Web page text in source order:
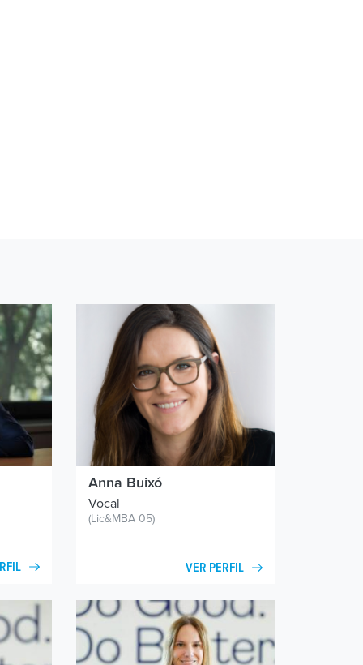
Anna Buixó
Vocal
(Lic&MBA 05)
VER PERFIL